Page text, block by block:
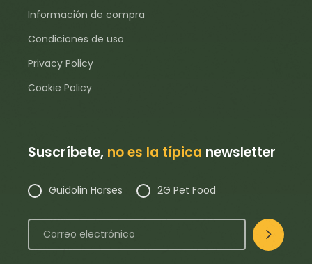
Información de compra
Condiciones de uso
Privacy Policy
Cookie Policy
Suscríbete, no es la típica newsletter
Guidolin Horses 2G Pet Food